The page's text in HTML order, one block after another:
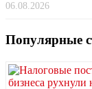
06.08.2026
Популярные